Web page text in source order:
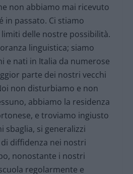
non abbiamo mai ricevuto
in passato. Ci stiamo
delle nostre possibilità.
linguistica; siamo
e nati in Italia da numerose
parte dei nostri vecchi
non disturbiamo e non
abbiamo la residenza
e troviamo ingiusto
sbaglia, si generalizzi
diffidenza nei nostri
nonostante i nostri
regolarmente e